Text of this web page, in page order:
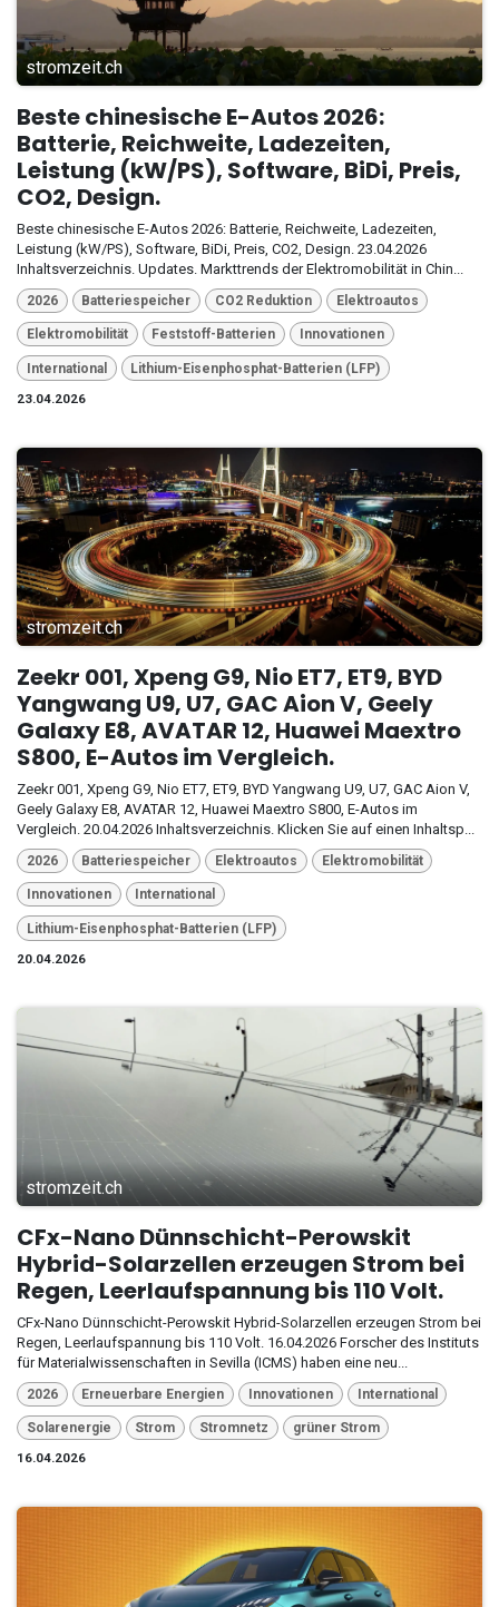
stromzeit.ch
Beste chinesische E-Autos 2026:
Batterie, Reichweite, Ladezeiten,
Leistung (kW/PS), Software, BiDi, Preis,
CO2, Design.
Beste chinesische E-Autos 2026: Batterie, Reichweite, Ladezeiten,
Leistung (kW/PS), Software, BiDi, Preis, CO2, Design. 23.04.2026
Inhaltsverzeichnis. Updates. Markttrends der Elektromobilität in Chin...
2026 Batteriespeicher CO2 Reduktion Elektroautos
Elektromobilität Feststoff-Batterien Innovationen
International
Lithium-Eisenphosphat-Batterien (LFP)
23.04.2026
stromzeit.ch
Zeekr 001, Xpeng G9, Nio ET7, ET9, BYD
Yangwang U9, U7, GAC Aion V, Geely
Galaxy E8, AVATAR 12, Huawei Maextro
S800, E-Autos im Vergleich.
Zeekr 001, Xpeng G9, Nio ET7, ET9, BYD Yangwang U9, U7, GAC Aion V,
Geely Galaxy E8, AVATAR 12, Huawei Maextro S800, E-Autos im
Vergleich. 20.04.2026 Inhaltsverzeichnis. Klicken Sie auf einen Inhaltsp...
2026 Batteriespeicher Elektroautos Elektromobilität
Innovationen International
Lithium-Eisenphosphat-Batterien (LFP)
20.04.2026
stromzeit.ch
CFx-Nano Dünnschicht-Perowskit
Hybrid-Solarzellen erzeugen Strom bei
Regen, Leerlaufspannung bis 110 Volt.
CFx-Nano Dünnschicht-Perowskit Hybrid-Solarzellen erzeugen Strom bei
Regen, Leerlaufspannung bis 110 Volt. 16.04.2026 Forscher des Instituts
für Materialwissenschaften in Sevilla (ICMS) haben eine neu...
2026 Erneuerbare Energien Innovationen International
Solarenergie Strom Stromnetz
grüner Strom
16.04.2026